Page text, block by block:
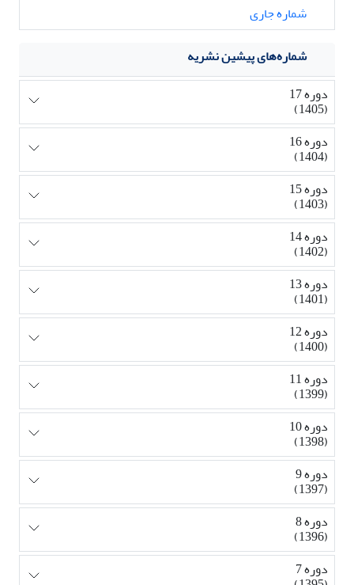
شماره جاری
شماره‌های پیشین نشریه
دوره 17
(1405)
دوره 16
(1404)
دوره 15
(1403)
دوره 14
(1402)
دوره 13
(1401)
دوره 12
(1400)
دوره 11
(1399)
دوره 10
(1398)
دوره 9
(1397)
دوره 8
(1396)
دوره 7